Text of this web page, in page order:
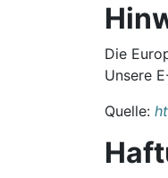
Die
Unsere
Quelle: